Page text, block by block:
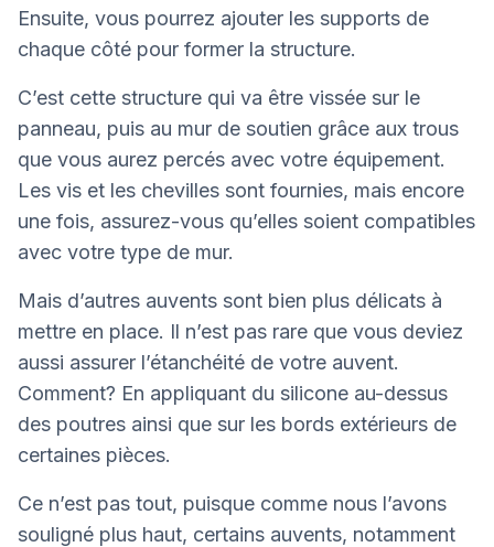
Ensuite, vous pourrez ajouter les supports de
chaque côté pour former la structure.
C’est cette structure qui va être vissée sur le
panneau, puis au mur de soutien grâce aux trous
que vous aurez percés avec votre équipement.
Les vis et les chevilles sont fournies, mais encore
une fois, assurez-vous qu’elles soient compatibles
avec votre type de mur.
Mais d’autres auvents sont bien plus délicats à
mettre en place. Il n’est pas rare que vous deviez
aussi assurer l’étanchéité de votre auvent.
Comment? En appliquant du silicone au-dessus
des poutres ainsi que sur les bords extérieurs de
certaines pièces.
Ce n’est pas tout, puisque comme nous l’avons
souligné plus haut, certains auvents, notamment